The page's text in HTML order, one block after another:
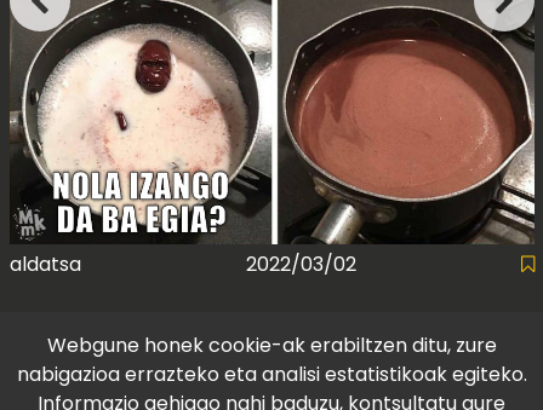
aldatsa 2022/03/02
Webgune honek cookie-ak erabiltzen ditu, zure
nabigazioa errazteko eta analisi estatistikoak egiteko.
Informazio gehiago nahi baduzu, kontsultatu gure